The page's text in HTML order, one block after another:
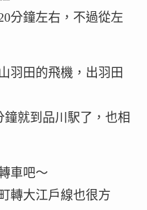
分鐘左右，不過從左
羽田的飛機，出羽田
鐘就到品川駅了，也相
車吧～
轉大江戶線也很方